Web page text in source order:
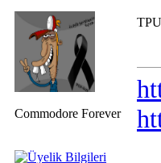
Commodore Forever